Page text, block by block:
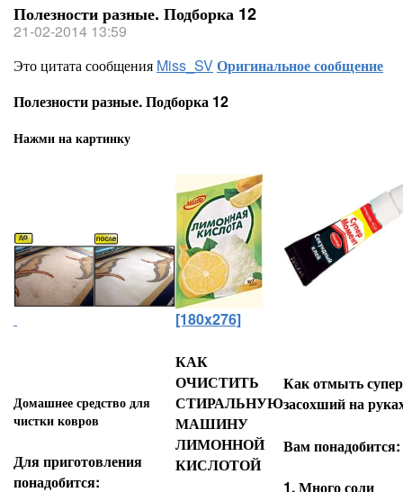
Полезности разные. Подборка 12
21-02-2014 13:59
Это цитата сообщения Miss_SVОригинальное сообщение
Полезности разные. Подборка 12
Нажми на картинку
Домашнее средство для
чистки ковров
Для приготовления
понадобится:
[180x276]
КАК
ОЧИСТИТЬ
СТИРАЛЬНУЮ
МАШИНУ
ЛИМОННОЙ
КИСЛОТОЙ
Как отмыть
засохший на
Вам понадобится:
1. Много соли